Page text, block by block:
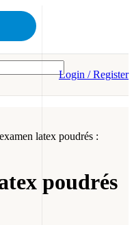
Login / Register
latex poudrés :
poudrés